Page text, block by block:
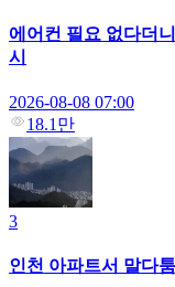
에어컨 필요 없다더
시
2026-08-08 07:00
18.1만
3
인천 아파트서 말다